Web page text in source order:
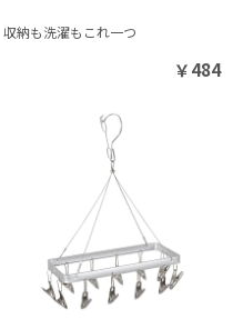
収納も洗濯もこれ一つ
￥484